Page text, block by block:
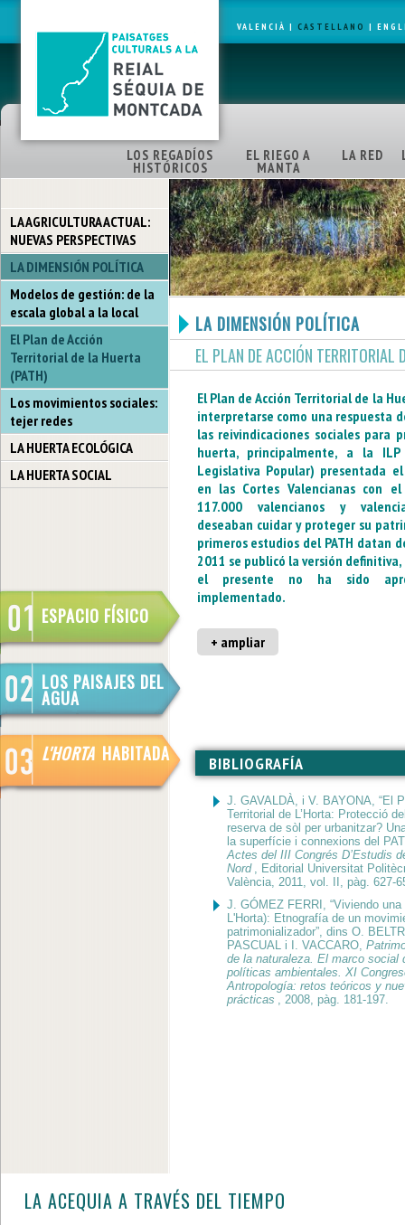
VALENCIÀ | CASTELLANO |
LOS REGADÍOS
HISTÓRICOS
EL RIEGO A
MANTA
LA RED
LA AGRICULTURA ACTUAL:
NUEVAS PERSPECTIVAS
LA DIMENSIÓN POLÍTICA
Modelos de gestión: de la
escala global a la local
El Plan de Acción
Territorial de la Huerta
(PATH)
Los movimientos sociales:
tejer redes
LA HUERTA ECOLÓGICA
LA HUERTA SOCIAL
ESPACIO FÍSICO
LOS PAISAJES DEL
AGUA
L'HORTA HABITADA
LA DIMENSIÓN POLÍTICA
EL PLAN DE ACCIÓN TERRITORIAL
El Plan de Acción Territorial de la
interpretarse como una respuesta
las reivindicaciones sociales para
huerta, principalmente, a la ILP
Legislativa Popular) presentada
en las Cortes Valencianas con
117.000 valencianos y
deseaban cuidar y proteger su
primeros estudios del PATH datan
2011 se publicó la versión
el presente no ha sido
implementado.
+ ampliar
BIBLIOGRAFÍA
J. GAVALDÀ, i V. BAYONA, “El
Territorial de L’Horta: Protecció
reserva de sòl per urbanitzar?
la superfície i connexions del
Actes del III Congrés D’Estudis
Nord , Editorial Universitat
València, 2011, vol. II, pàg. 627-
J. GÓMEZ FERRI, “Viviendo una
L'Horta): Etnografía de un
patrimonializador”, dins O.
PASCUAL i I. VACCARO,
de la naturaleza. El marco social
políticas ambientales. XI
Antropología: retos teóricos y
prácticas , 2008, pàg. 181-197.
LA ACEQUIA A TRAVÉS DEL TIEMPO